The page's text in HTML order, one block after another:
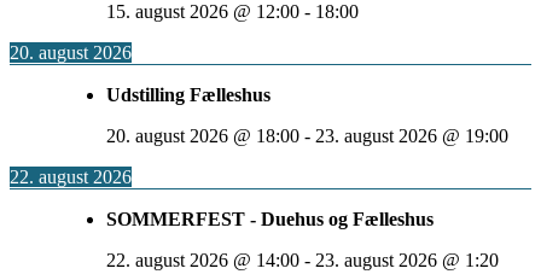
15. august 2026 @ 12:00 - 18:00
20. august 2026
Udstilling Fælleshus
20. august 2026 @ 18:00 - 23. august 2026 @ 19:00
22. august 2026
SOMMERFEST - Duehus og Fælleshus
22. august 2026 @ 14:00 - 23. august 2026 @ 1:20